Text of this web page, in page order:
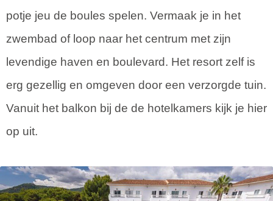
potje jeu de boules spelen. Vermaak je in het
zwembad of loop naar het centrum met zijn
levendige haven en boulevard. Het resort zelf is
erg gezellig en omgeven door een verzorgde tuin.
Vanuit het balkon bij de de hotelkamers kijk je hier
op uit.